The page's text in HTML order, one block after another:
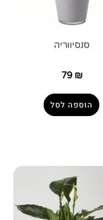
סנסיווריה
79 ₪
הוספה לסל